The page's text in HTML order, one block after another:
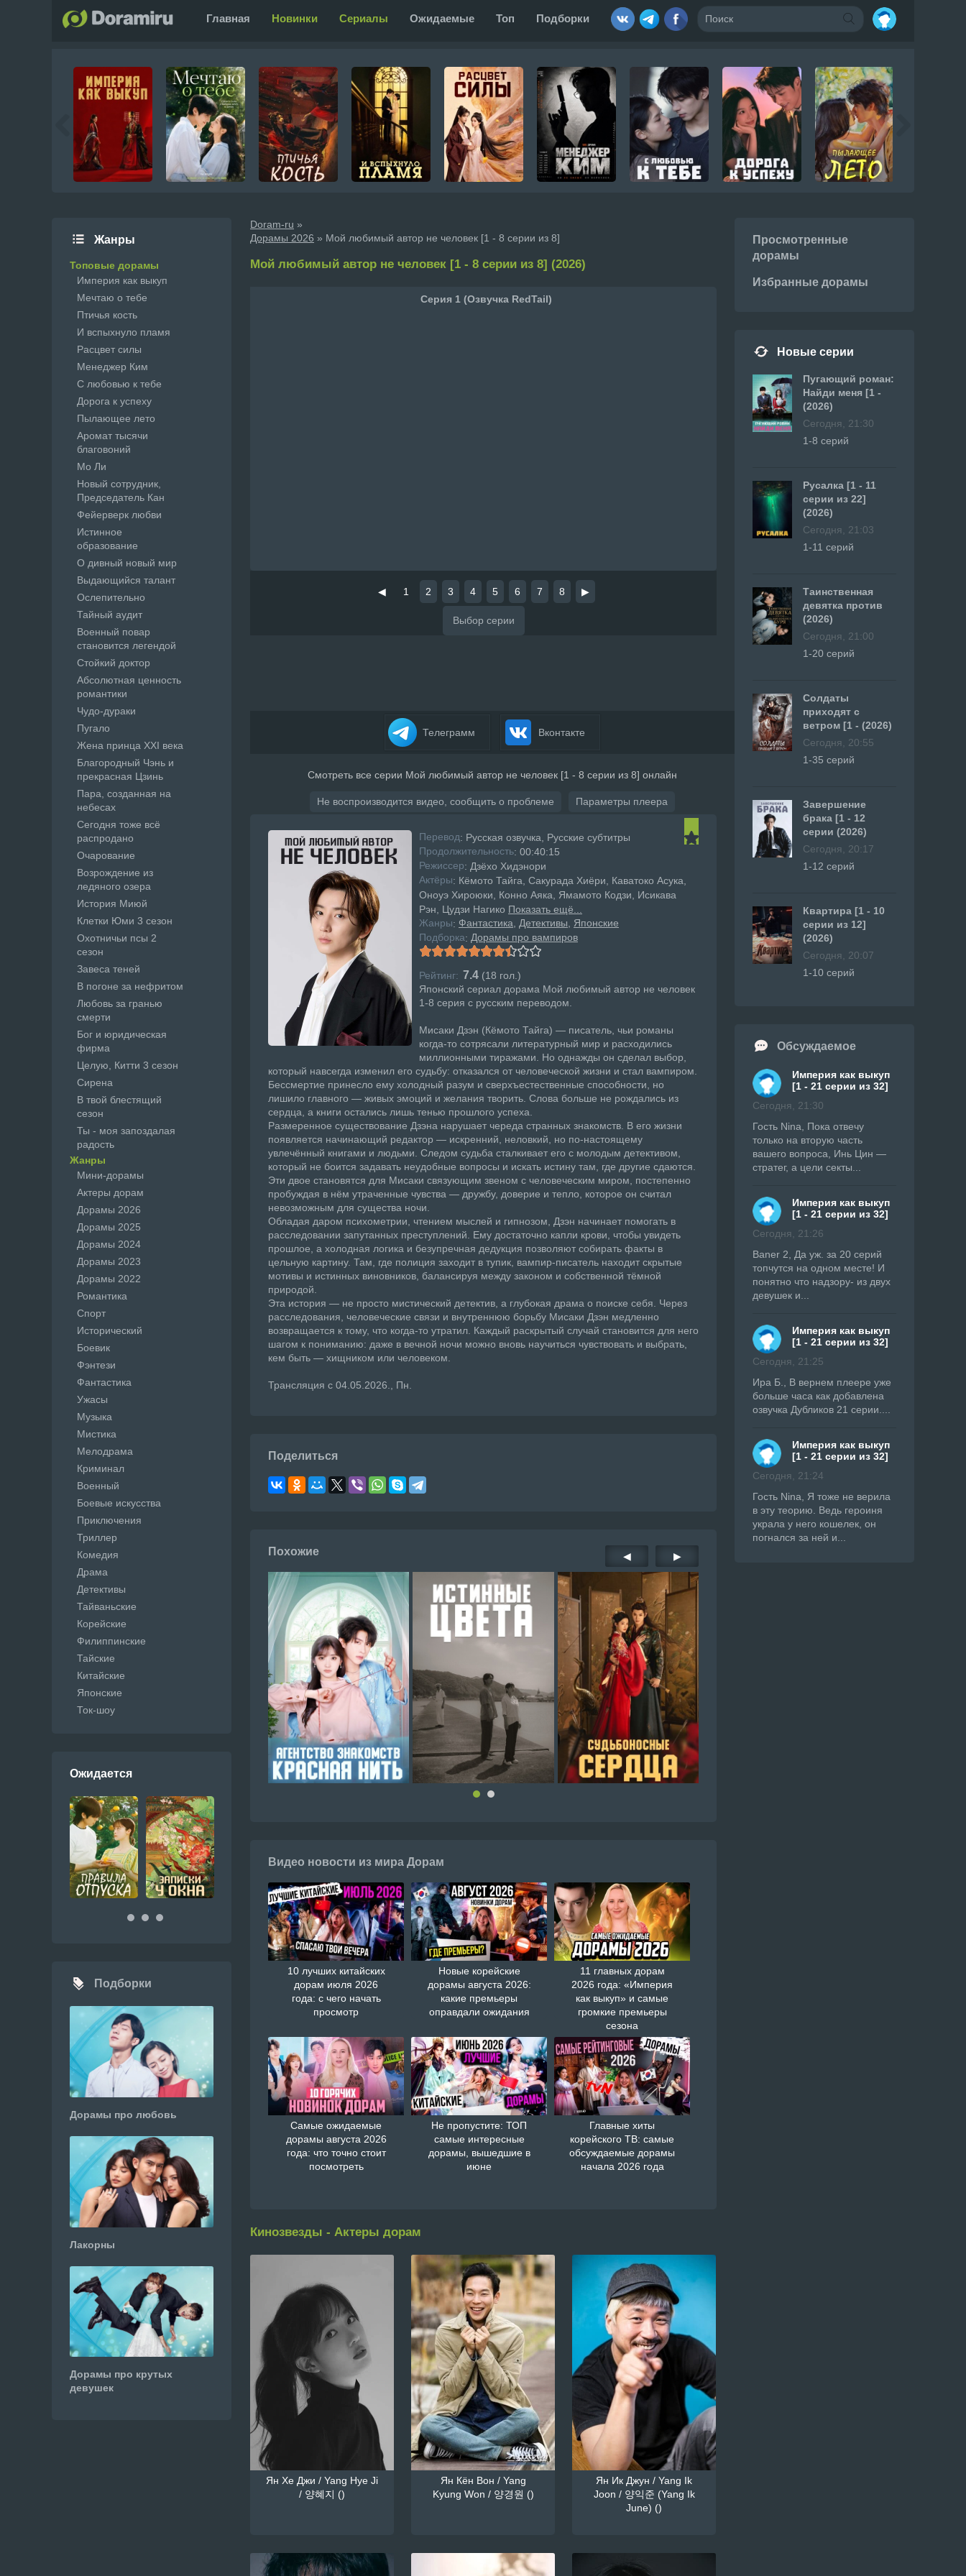
Главная Новинки Сериалы Ожидаемые Топ Подборки
Doram-ru »
Дорамы 2026 » Мой любимый автор не человек [1 - 8 серии из 8]
Мой любимый автор не человек [1 - 8 серии из 8] (2026)
Серия 1 (Озвучка RedTail)
◀ 1 2 3 4 5 6 7 8 ▶
Телеграмм Вконтакте
Смотреть все серии Мой любимый автор не человек [1 - 8 серии из 8] онлайн
Не воспроизводится видео, сообщить о проблеме Параметры плеера
Перевод: Русская озвучка, Русские субтитры
Продолжительность: 00:40:15
Режисcер: Дзёхо Хидэнори
Актёры: Кёмото Тайга, Сакурада Хиёри, Каватоко Асука,
Оноуэ Хироюки, Конно Аяка, Ямамото Кодзи, Исикава
Рэн, Цудзи Нагико Показать ещё...
Жанры: Фантастика Детективы
Японские
Подборка: Дорамы про вампиров
Рейтинг: 7.4 (18 гол.)
Японский сериал дорама Мой любимый автор не человек
1-8 серия с русским переводом.
Мисаки Дзэн (Кёмото Тайга) — писатель, чьи романы
когда-то сотрясали литературный мир и расходились
миллионными тиражами. Но однажды он сделал выбор,
который навсегда изменил его судьбу: отказался от человеческой жизни и стал вампиром.
Бессмертие принесло ему холодный разум и сверхъестественные способности, но
лишило главного — живых эмоций и желания творить. Слова больше не рождались из
сердца, а книги остались лишь тенью прошлого успеха.
Размеренное существование Дзэна нарушает череда странных знакомств. В его жизни
появляется начинающий редактор — искренний, неловкий, но по-настоящему
увлечённый книгами и людьми. Следом судьба сталкивает его с молодым детективом,
который не боится задавать неудобные вопросы и искать истину там, где другие сдаются.
Эти двое становятся для Мисаки связующим звеном с человеческим миром, постепенно
пробуждая в нём утраченные чувства — дружбу, доверие и тепло, которое он считал
невозможным для существа ночи.
Обладая даром психометрии, чтением мыслей и гипнозом, Дзэн начинает помогать в
расследовании запутанных преступлений. Ему достаточно капли крови, чтобы увидеть
прошлое, а холодная логика и безупречная дедукция позволяют собирать факты в
цельную картину. Там, где полиция заходит в тупик, вампир-писатель находит скрытые
мотивы и истинных виновников, балансируя между законом и собственной тёмной
природой.
Эта история — не просто мистический детектив, а глубокая драма о поиске себя. Через
расследования, человеческие связи и внутреннюю борьбу Мисаки Дзэн медленно
возвращается к тому, что когда-то утратил. Каждый раскрытый случай становится для него
шагом к пониманию: даже в вечной ночи можно вновь научиться чувствовать и выбрать,
кем быть — хищником или человеком.
Трансляция с 04.05.2026., Пн.
Поделиться
Похожие ◀ ▶
Видео новости из мира Дорам
10 лучших китайских
дорам июля 2026
года: с чего начать
просмотр
Новые корейские
дорамы августа 2026:
какие премьеры
оправдали ожидания
11 главных дорам
2026 года: «Империя
как выкуп» и самые
громкие премьеры
сезона
Самые ожидаемые
дорамы августа 2026
года: что точно стоит
посмотреть
Не пропустите: ТОП
самые интересные
дорамы, вышедшие в
июне
Главные хиты
корейского ТВ: самые
обсуждаемые дорамы
начала 2026 года
Кинозвезды - Актеры дорам
Ян Хе Джи / Yang Hye Ji
/ 양혜지 ()
Ян Кён Вон / Yang
Kyung Won / 양경원 ()
Ян Ик Джун / Yang Ik
Joon / 양익준 (Yang Ik
June) ()
Жанры
Топовые дорамы
Империя как выкуп
Мечтаю о тебе
Птичья кость
И вспыхнуло пламя
Расцвет силы
Менеджер Ким
С любовью к тебе
Дорога к успеху
Пылающее лето
Аромат тысячи
благовоний
Мо Ли
Новый сотрудник,
Председатель Кан
Фейерверк любви
Истинное
образование
О дивный новый мир
Выдающийся талант
Ослепительно
Тайный аудит
Военный повар
становится легендой
Стойкий доктор
Абсолютная ценность
романтики
Чудо-дураки
Пугало
Жена принца XXI века
Благородный Чэнь и
прекрасная Цзинь
Пара, созданная на
небесах
Сегодня тоже всё
распродано
Очарование
Возрождение из
ледяного озера
История Миюй
Клетки Юми 3 сезон
Охотничьи псы 2
сезон
Завеса теней
В погоне за нефритом
Любовь за гранью
смерти
Бог и юридическая
фирма
Целую, Китти 3 сезон
Сирена
В твой блестящий
сезон
Ты - моя запоздалая
радость
Жанры
Мини-дорамы
Актеры дорам
Дорамы 2026
Дорамы 2025
Дорамы 2024
Дорамы 2023
Дорамы 2022
Романтика
Спорт
Исторический
Боевик
Фэнтези
Фантастика
Ужасы
Музыка
Мистика
Мелодрама
Криминал
Военный
Боевые искусства
Приключения
Триллер
Комедия
Драма
Детективы
Тайваньские
Корейские
Филиппинские
Тайские
Китайские
Японские
Ток-шоу
Ожидается
Подборки
Дорамы про любовь
Лакорны
Дорамы про крутых
девушек
Просмотренные
дорамы
Избранные дорамы
Новые серии
Пугающий роман:
Найди меня [1 -
(2026)
Сегодня, 21:30
1-8 серий
Русалка [1 - 11
серии из 22]
(2026)
Сегодня, 21:03
1-11 серий
Таинственная
девятка против
(2026)
Сегодня, 21:00
1-20 серий
Солдаты
приходят с
ветром [1 - (2026)
Сегодня, 20:55
1-35 серий
Завершение
брака [1 - 12
серии (2026)
Сегодня, 20:17
1-12 серий
Квартира [1 - 10
серии из 12]
(2026)
Сегодня, 20:07
1-10 серий
Обсуждаемое
Империя как выкуп
[1 - 21 серии из 32]
Сегодня, 21:30
Гость Nina, Пока отвечу
только на вторую часть
вашего вопроса, Инь Цин —
стратег, а цели секты...
Империя как выкуп
[1 - 21 серии из 32]
Сегодня, 21:26
Baner 2, Да уж. за 20 серий
топчутся на одном месте! И
понятно что надзору- из двух
девушек и...
Империя как выкуп
[1 - 21 серии из 32]
Сегодня, 21:25
Ира Б., В вернем плеере уже
больше часа как добавлена
озвучка Дубликов 21 серии....
Империя как выкуп
[1 - 21 серии из 32]
Сегодня, 21:24
Гость Nina, Я тоже не верила
в эту теорию. Ведь героиня
украла у него кошелек, он
погнался за ней и...